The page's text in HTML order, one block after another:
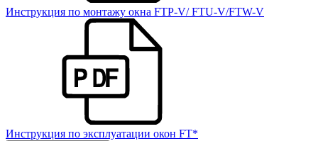
Инструкция по монтажу окна FTP-V/ FTU-V/FTW-V
Инструкция по эксплуатации окон FT*